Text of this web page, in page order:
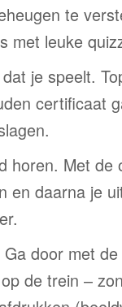
te
met leuke
je speelt.
certificaat
horen. Met de
en daarna je
door met
de trein –